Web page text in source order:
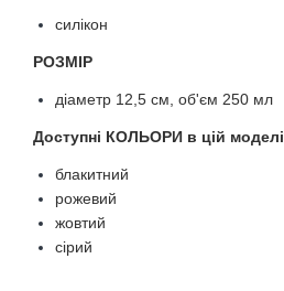
силікон
РОЗМІР
діаметр 12,5 см, об'єм 250 мл
Доступні КОЛЬОРИ в цій моделі
блакитний
рожевий
жовтий
сірий